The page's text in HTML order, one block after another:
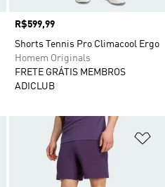
Preço
R$599,99
Shorts Tennis Pro Climacool Ergo
Homem Originals
FRETE GRÁTIS MEMBROS
ADICLUB
Adicionar à Lista de Desejos